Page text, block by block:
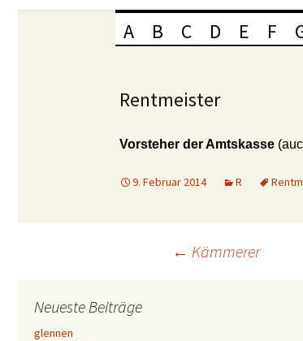
A B C D E F
Rentmeister
Vorsteher der Amtskasse
9. Februar 2014 R
Beitrags-
Navigation
← Kämmerer
Neueste Beiträge
glennen